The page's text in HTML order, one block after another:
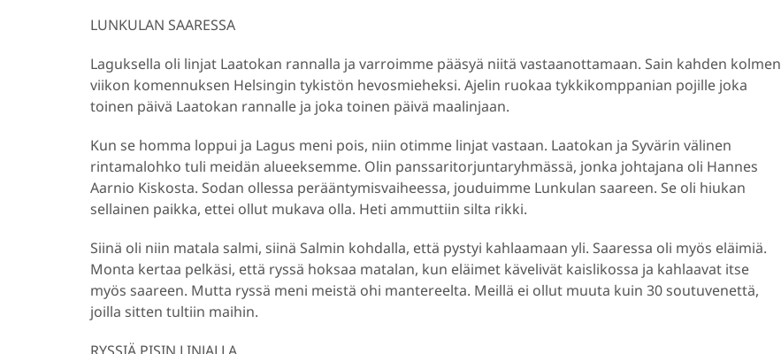
LUNKULAN SAARESSA
Laguksella oli linjat Laatokan rannalla ja varroimme pääsyä niitä vastaanottamaan. Sain kahden kolmen
viikon komennuksen Helsingin tykistön hevosmieheksi. Ajelin ruokaa tykkikomppanian pojille joka
toinen päivä Laatokan rannalle ja joka toinen päivä maalinjaan.
Kun se homma loppui ja Lagus meni pois, niin otimme linjat vastaan. Laatokan ja Syvärin välinen
rintamalohko tuli meidän alueeksemme. Olin panssaritorjuntaryhmässä, jonka johtajana oli Hannes
Aarnio Kiskosta. Sodan ollessa perääntymisvaiheessa, jouduimme Lunkulan saareen. Se oli hiukan
sellainen paikka, ettei ollut mukava olla. Heti ammuttiin silta rikki.
Siinä oli niin matala salmi, siinä Salmin kohdalla, että pystyi kahlaamaan yli. Saaressa oli myös eläimiä.
Monta kertaa pelkäsi, että ryssä hoksaa matalan, kun eläimet kävelivät kaislikossa ja kahlaavat itse
myös saareen. Mutta ryssä meni meistä ohi mantereelta. Meillä ei ollut muuta kuin 30 soutuvenettä,
joilla sitten tultiin maihin.